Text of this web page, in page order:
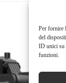
Per fornire
del
ID unici su
funzioni.